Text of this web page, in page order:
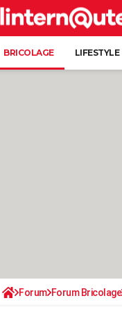
BRICOLAGE LIFESTYLE
Forum Forum Bricolage